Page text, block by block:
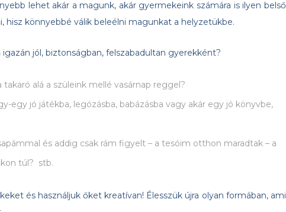
lehet akár a magunk, akár gyermekeink számára is ilyen belső
könnyebbé válik beleélni magunkat a helyzetükbe.
jól, biztonságban, felszabadultan gyerekként?
alá a szüleink mellé vasárnap reggel?
egy jó játékba, legózásba, babázásba vagy akár egy jó könyvbe,
és addig csak rám figyelt – a tesóim otthon maradtak – a
túl? stb.
és használjuk őket kreatívan! Élesszük újra olyan formában, ami